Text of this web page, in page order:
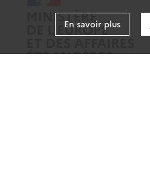
En savoir plus